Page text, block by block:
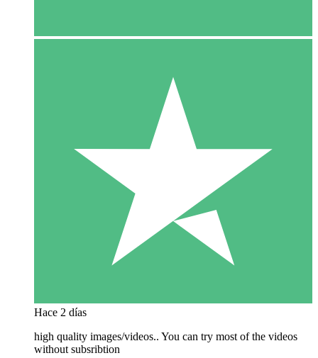
Hace 2 días
high quality images/videos.. You can try most of the videos
without subsribtion